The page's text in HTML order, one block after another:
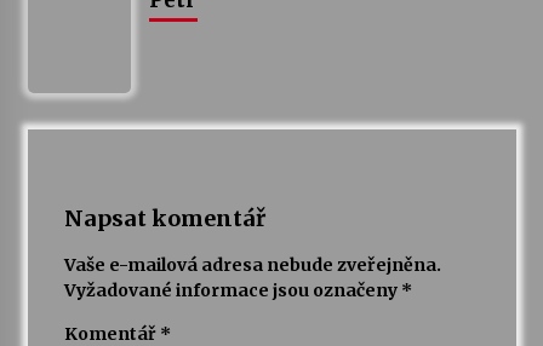
Napsat komentář
Vaše e-mailová adresa nebude zveřejněna.
Vyžadované informace jsou označeny *
Komentář *